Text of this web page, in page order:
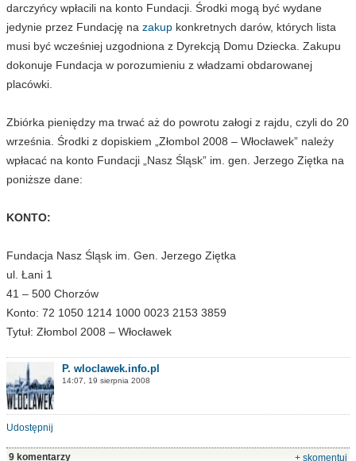
darczyńcy wpłacili na konto Fundacji. Środki mogą być wydane
jedynie przez Fundację na zakup konkretnych darów, których lista
musi być wcześniej uzgodniona z Dyrekcją Domu Dziecka. Zakupu
dokonuje Fundacja w porozumieniu z władzami obdarowanej
placówki.
Zbiórka pieniędzy ma trwać aż do powrotu załogi z rajdu, czyli do 20
września. Środki z dopiskiem „Złombol 2008 – Włocławek” należy
wpłacać na konto Fundacji „Nasz Śląsk” im. gen. Jerzego Ziętka na
poniższe dane:
KONTO:
Fundacja Nasz Śląsk im. Gen. Jerzego Ziętka
ul. Łani 1
41 – 500 Chorzów
Konto: 72 1050 1214 1000 0023 2153 3859
Tytuł: Złombol 2008 – Włocławek
P. wloclawek.info.pl
14:07, 19 sierpnia 2008
Udostępnij
9 komentarzy + skomentuj